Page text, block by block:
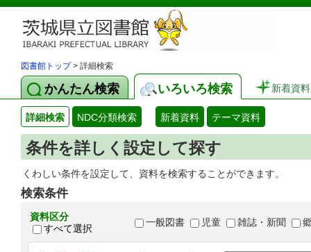
図書館トップ> 詳細検索
かんたん検索 いろいろ検索 新着資料
詳細検索 NDC分類検索 新着資料 テーマ資料
条件を詳しく設定して探す
くわしい条件を設定して、資料を検索することができます。
検索条件
資料区分
すべて選択
一般図書 児童 雑誌・新聞